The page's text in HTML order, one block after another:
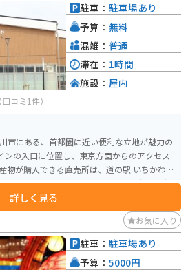
（口コミ1件）
市にある、首都圏に近い便利な立地が魅力の
ンの入口に位置し、東京方面からのアクセス
や果物はもちろんのこと、地元産の海苔や海
が並びます。 また、レストランで
使った料理を楽しむことができます。東京湾
れており、ドライブの休憩に最適です。 バ
かわには、広々とした駐車場が完備されてい
途中に立ち寄り、地元のグルメや景色を楽し
詳しく見る
駐車： 駐車場あり
予算： 無料
混雑： 普通
滞在： 1時間
施設： 屋内
お気に入り
駐車： 駐車場あり
予算： 5000円